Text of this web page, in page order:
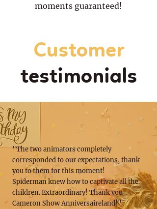
moments guaranteed!
Customer
testimonials
"The two animators completely
corresponded to our expectations, thank
you to them for this moment!
Spiderman knew how to captivate all the
children. Extraordinary! Thank you
Cameron Show Anniversaireland!"